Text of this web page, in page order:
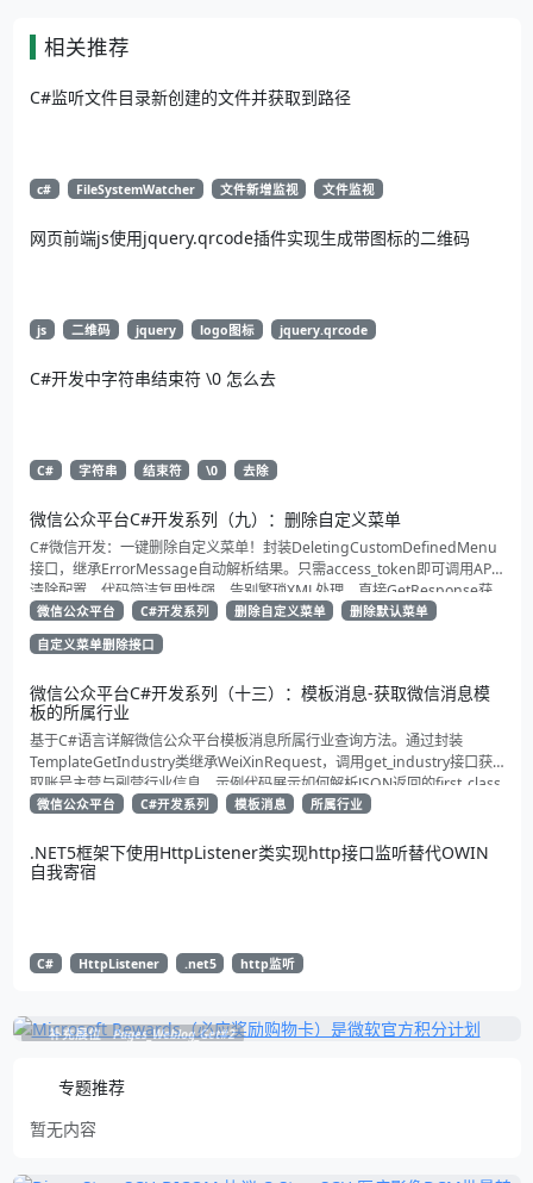
相关推荐
C#监听文件目录新创建的文件并获取到路径
c# FileSystemWatcher 文件新增监视 文件监视
网页前端js使用jquery.qrcode插件实现生成带图标的二维码
js 二维码 jquery logo图标 jquery.qrcode
C#开发中字符串结束符 \0 怎么去
C# 字符串 结束符 \0 去除
微信公众平台C#开发系列（九）：删除自定义菜单
C#微信开发：一键删除自定义菜单！封装DeletingCustomDefinedMenu
接口，继承ErrorMessage自动解析结果。只需access_token即可调用API
清除配置。代码简洁复用性强，告别繁琐XML处理，直接GetResponse获
取状态。适合动态管理公众号的开发者，建议收藏备用！
微信公众平台 C#开发系列 删除自定义菜单
删除默认菜单
自定义菜单删除接口
微信公众平台C#开发系列（十三）：模板消息-获取微信消息模
板的所属行业
基于C#语言详解微信公众平台模板消息所属行业查询方法。通过封装
TemplateGetIndustry类继承WeiXinRequest，调用get_industry接口获
取账号主营与副营行业信息。示例代码展示如何解析JSON返回的first_class
与second_class数据，为开发者提供合规通知场景开发支持
微信公众平台 C#开发系列 模板消息 所属行业
.NET5框架下使用HttpListener类实现http接口监听替代OWIN
自我寄宿
C# HttpListener .net5 http监听
补充展位 Pages_Weblog_Get#2
专题推荐
暂无内容